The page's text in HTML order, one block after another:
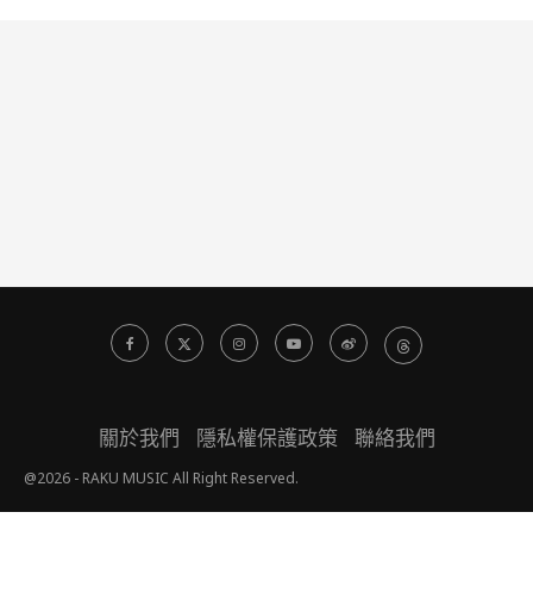
關於我們 隱私權保護政策 聯絡我們
@2026 - RAKU MUSIC All Right Reserved.